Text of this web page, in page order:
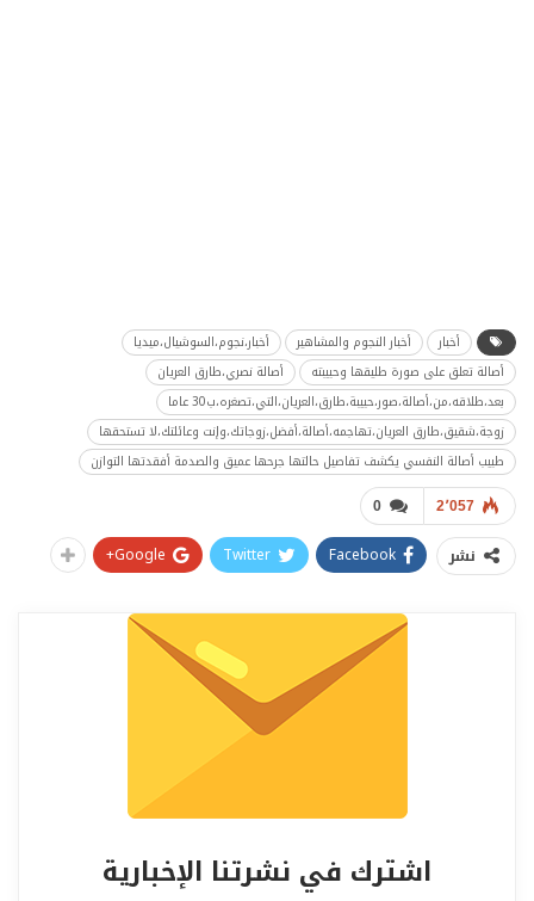
أخبار أخبار النجوم والمشاهير
أخبار،نجوم،السوشيال،ميديا
أصالة تعلق على صورة طليقها وحبيبته
أصالة نصري،طارق العريان
بعد،طلاقه،من،أصالة،صور،حبيبة،طارق،العريان،التي،تصغره،ب30 عاما
زوجة،شقيق،طارق العريان،تهاجمه،أصالة،أفضل،زوجاتك،وإنت وعائلتك،لا تستحقها
طبيب أصالة النفسي يكشف تفاصيل حالتها جرحها عميق والصدمة أفقدتها التوازن
0 2٬057
نشر Facebook
Twitter
Google+
اشترك في نشرتنا الإخبارية